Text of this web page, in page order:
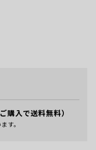
購入で送料無料）
す。